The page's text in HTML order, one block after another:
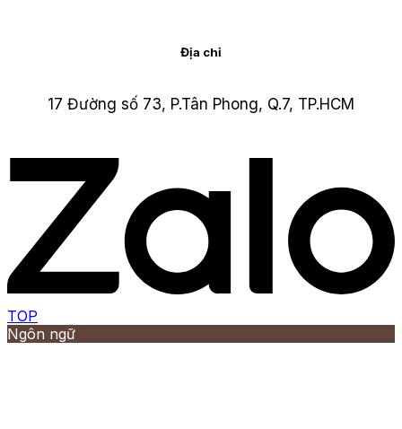
Địa chỉ
17 Đường số 73, P.Tân Phong, Q.7, TP.HCM
TOP
Ngôn ngữ